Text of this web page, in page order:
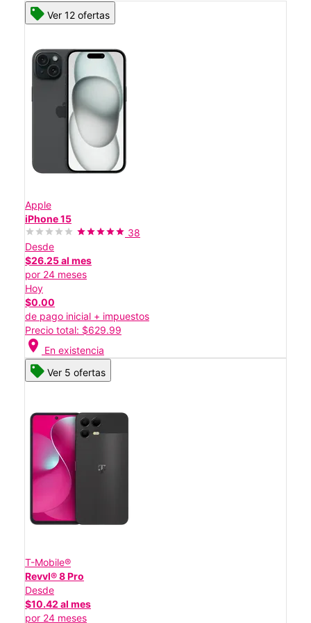
Ver 12 ofertas
Apple
iPhone 15
38
Desde
$26.25 al mes
por 24 meses
Hoy
$0.00
de pago inicial + impuestos
Precio total: $629.99
location_on En existencia
Ver 5 ofertas
T-Mobile®
Revvl® 8 Pro
Desde
$10.42 al mes
por 24 meses